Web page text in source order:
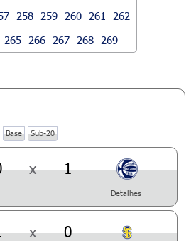
258 259 260 261
262
265 266 267 268 269
Base Sub-20
x 1
Detalhes
x 0